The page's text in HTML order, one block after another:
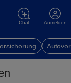
Chat Anmelden